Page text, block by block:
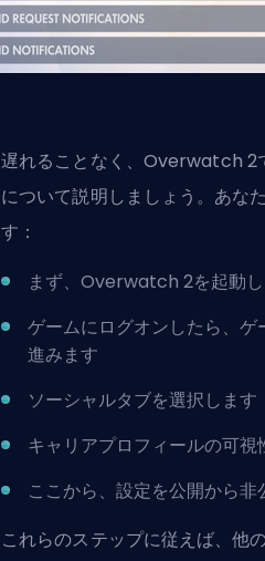
遅れることなく、Overwatch 2
について説明しましょう。あな
す：
まず、Overwatch 2を起動
ゲームにログオンしたら、
進みます
ソーシャルタブを選択します
キャリアプロフィールの可視
ここから、設定を公開から非
これらのステップに従えば、他